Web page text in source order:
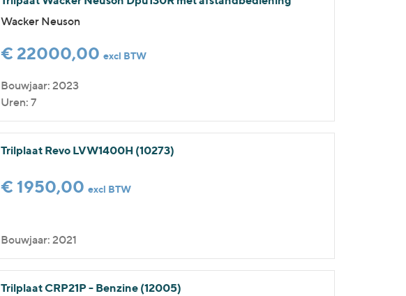
Wacker Neuson
€ 22000,00excl BTW
Bouwjaar: 2023
Uren: 7
Trilplaat Revo LVW1400H (10273)
€ 1950,00excl BTW
Bouwjaar: 2021
Trilplaat CRP21P - Benzine (12005)